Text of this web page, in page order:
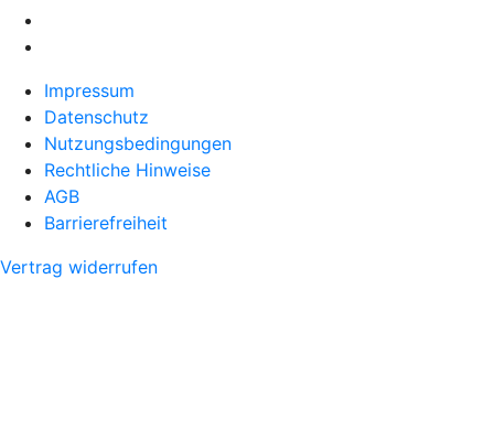
Impressum
Datenschutz
Nutzungsbedingungen
Rechtliche Hinweise
AGB
Barrierefreiheit
Vertrag widerrufen